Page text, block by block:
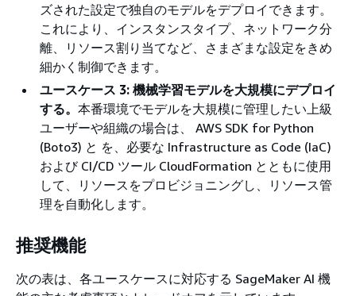
ズされた設定で独自のモデルをデプロイできます。
これにより、インスタンスタイプ、ネットワーク分
離、リソース割り当てなど、さまざまな設定をきめ
細かく制御できます。
ユースケース 3: 機械学習モデルを大規模にデプロイ
する。 本番環境でモデルを大規模に管理したい上級
ユーザーや組織の場合は、 AWS SDK for Python
(Boto3) と を、必要な Infrastructure as Code (IaC)
および CI/CD ツール CloudFormation とともに使用
して、リソースをプロビジョニングし、リソース管
理を自動化します。
推奨機能
次の表は、各ユースケースに対応する SageMaker AI 機